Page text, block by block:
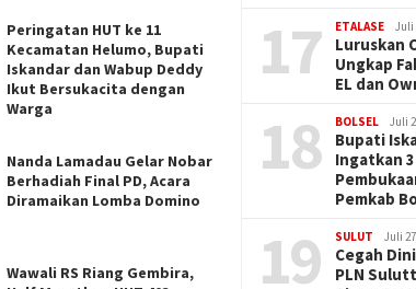
Peringatan HUT ke 11
Kecamatan Helumo, Bupati
Iskandar dan Wabup Deddy
Ikut Bersukacita dengan
Warga
Nanda Lamadau Gelar Nobar
Berhadiah Final PD, Acara
Diramaikan Lomba Domino
Wawali RS Riang Gembira,
17 ETALASE Juli
Luruskan
Ungkap
EL dan
18 BOLSEL Juli
Bupati
Ingatkan
Pemkab
19 SULUT Juli
Cegah
PLN